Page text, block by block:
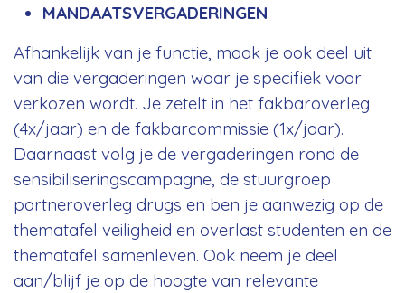
MANDAATSVERGADERINGEN
Afhankelijk van je functie, maak je ook deel uit
van die vergaderingen waar je specifiek voor
verkozen wordt. Je zetelt in het fakbaroverleg
(4x/jaar) en de fakbarcommissie (1x/jaar).
Daarnaast volg je de vergaderingen rond de
sensibiliseringscampagne, de stuurgroep
partneroverleg drugs en ben je aanwezig op de
thematafel veiligheid en overlast studenten en de
thematafel samenleven. Ook neem je deel
aan/blijf je op de hoogte van relevante